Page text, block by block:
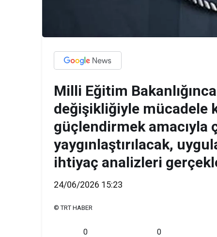
Milli Eğitim
değişikliğiyle mücadele
güçlendirmek
yaygınlaştırılacak,
ihtiyaç analizleri
24/06/2026 15:23
© TRT HABER
0 0